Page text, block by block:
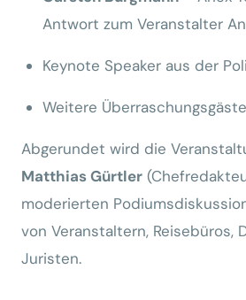
Antwort zum Veranstalter
Keynote Speaker aus der
Weitere Überraschungsgäste
Abgerundet wird die
Matthias Gürtler
moderierten
von Veranstaltern, Reisebüros,
Juristen.